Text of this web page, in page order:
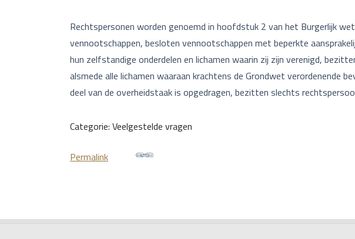
Rechtspersonen worden genoemd in hoofdstuk 2 van het Burgerlijk
vennootschappen, besloten vennootschappen met beperkte
hun zelfstandige onderdelen en lichamen waarin zij zijn verenigd,
alsmede alle lichamen waaraan krachtens de Grondwet verordenende
deel van de overheidstaak is opgedragen, bezitten slechts
Categorie: Veelgestelde vragen
Permalink